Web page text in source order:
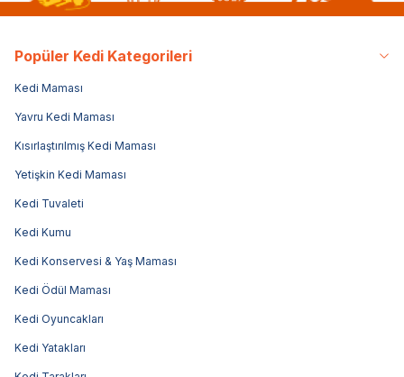
Popüler Kedi Kategorileri
Kedi Maması
Yavru Kedi Maması
Kısırlaştırılmış Kedi Maması
Yetişkin Kedi Maması
Kedi Tuvaleti
Kedi Kumu
Kedi Konservesi & Yaş Maması
Kedi Ödül Maması
Kedi Oyuncakları
Kedi Yatakları